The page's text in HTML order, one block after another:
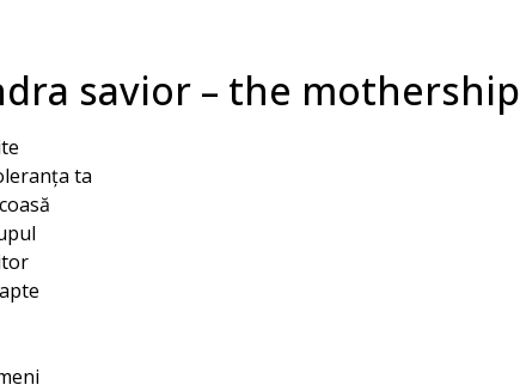
savior – the mothership
ta